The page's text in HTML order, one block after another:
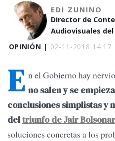
OPINIÓN | 02-11-2018 14:17
EDI ZUNINO
Director de
Audiovisuales
E n el Gobierno hay
no salen y se
conclusiones simplistas y
deltriunfo de Jair
soluciones concretas a los